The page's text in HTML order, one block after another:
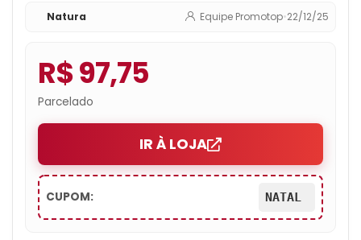
Natura Equipe Promotop•22/12/25
R$ 97,75
Parcelado
IR À LOJA
CUPOM: NATAL